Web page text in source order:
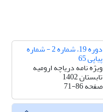
دوره 19، شماره 2 - شماره
پیاپی 65
ویژه نامه دریاچه ارومیه
تابستان 1402
صفحه71-86